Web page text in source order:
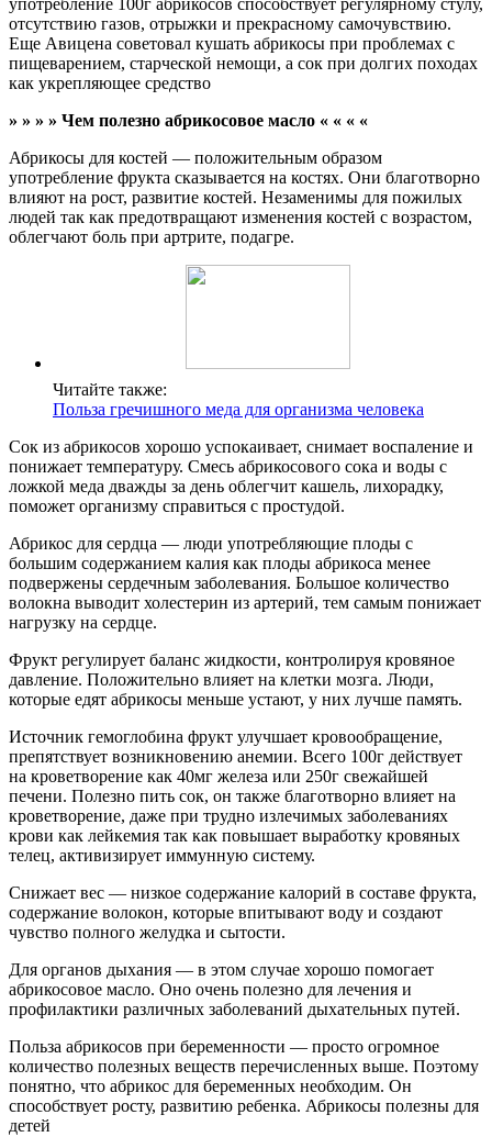
употребление 100г абрикосов способствует регулярному стулу,
отсутствию газов, отрыжки и прекрасному самочувствию.
Еще Авицена советовал кушать абрикосы при проблемах с
пищеварением, старческой немощи, а сок при долгих походах
как укрепляющее средство
» » » » Чем полезно абрикосовое масло « « « «
Абрикосы для костей — положительным образом
употребление фрукта сказывается на костях. Они благотворно
влияют на рост, развитие костей. Незаменимы для пожилых
людей так как предотвращают изменения костей с возрастом,
облегчают боль при артрите, подагре.
Читайте также:
Польза гречишного меда для организма человека
Сок из абрикосов хорошо успокаивает, снимает воспаление и
понижает температуру. Смесь абрикосового сока и воды с
ложкой меда дважды за день облегчит кашель, лихорадку,
поможет организму справиться с простудой.
Абрикос для сердца — люди употребляющие плоды с
большим содержанием калия как плоды абрикоса менее
подвержены сердечным заболевания. Большое количество
волокна выводит холестерин из артерий, тем самым понижает
нагрузку на сердце.
Фрукт регулирует баланс жидкости, контролируя кровяное
давление. Положительно влияет на клетки мозга. Люди,
которые едят абрикосы меньше устают, у них лучше память.
Источник гемоглобина фрукт улучшает кровообращение,
препятствует возникновению анемии. Всего 100г действует
на кроветворение как 40мг железа или 250г свежайшей
печени. Полезно пить сок, он также благотворно влияет на
кроветворение, даже при трудно излечимых заболеваниях
крови как лейкемия так как повышает выработку кровяных
телец, активизирует иммунную систему.
Снижает вес — низкое содержание калорий в составе фрукта,
содержание волокон, которые впитывают воду и создают
чувство полного желудка и сытости.
Для органов дыхания — в этом случае хорошо помогает
абрикосовое масло. Оно очень полезно для лечения и
профилактики различных заболеваний дыхательных путей.
Польза абрикосов при беременности — просто огромное
количество полезных веществ перечисленных выше. Поэтому
понятно, что абрикос для беременных необходим. Он
способствует росту, развитию ребенка. Абрикосы полезны для
детей